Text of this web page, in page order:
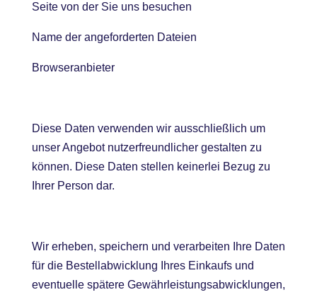
Seite von der Sie uns besuchen
Name der angeforderten Dateien
Browseranbieter
Diese Daten verwenden wir ausschließlich um
unser Angebot nutzerfreundlicher gestalten zu
können. Diese Daten stellen keinerlei Bezug zu
Ihrer Person dar.
Wir erheben, speichern und verarbeiten Ihre Daten
für die Bestellabwicklung Ihres Einkaufs und
eventuelle spätere Gewährleistungsabwicklungen,